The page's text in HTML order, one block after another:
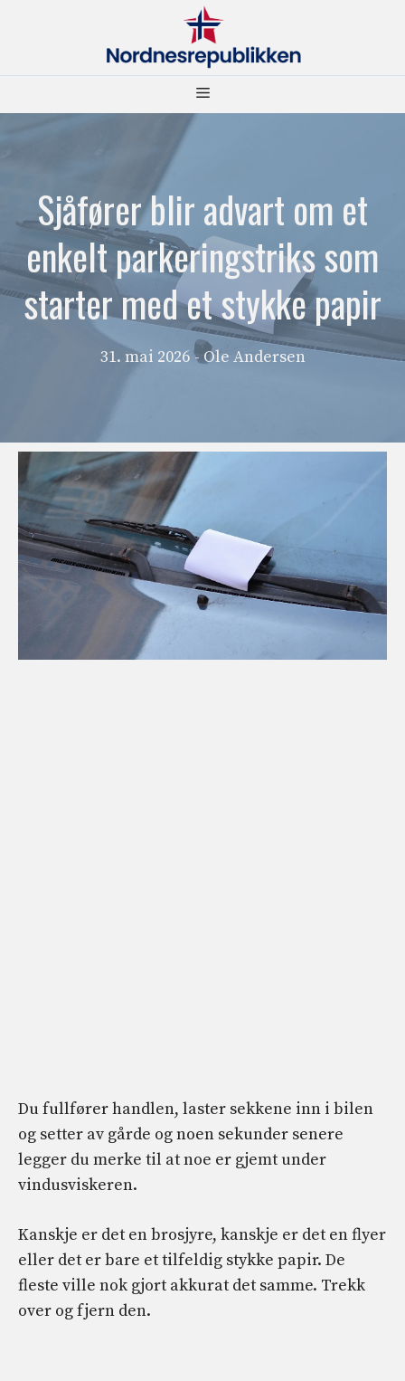
Meny
Sjåfører blir advart om et
enkelt parkeringstriks som
starter med et stykke papir
31. mai 2026 - Ole Andersen
Du fullfører handlen, laster sekkene inn i bilen
og setter av gårde og noen sekunder senere
legger du merke til at noe er gjemt under
vindusviskeren.
Kanskje er det en brosjyre, kanskje er det en flyer
eller det er bare et tilfeldig stykke papir. De
fleste ville nok gjort akkurat det samme. Trekk
over og fjern den.